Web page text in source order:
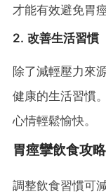
才能有效避免胃痙
2. 改善生活習慣
除了減輕壓力來
健康的生活習慣
心情輕鬆愉快。
胃痙攣飲食攻略
調整飲食習慣可